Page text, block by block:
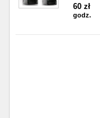
60 zł
godz.